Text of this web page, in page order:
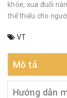
khỏe, xua đuổi
thể thiếu cho
VT
Mô tả
Hướng dẫn